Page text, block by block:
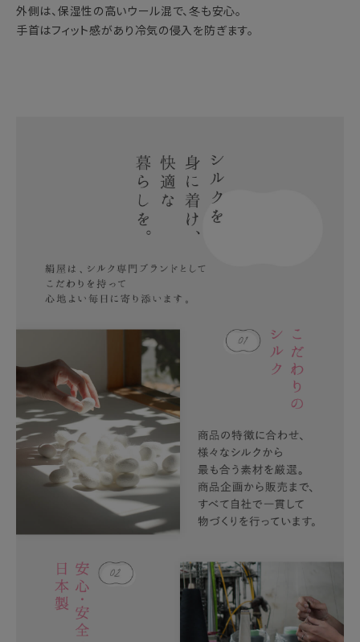
外側は、保湿性の高いウール混で、冬も安心。
手首はフィット感があり冷気の侵入を防ぎます。